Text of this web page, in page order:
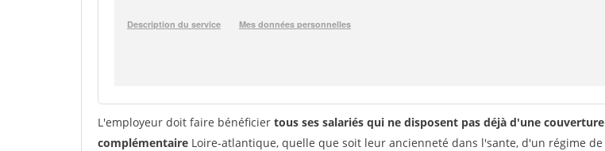
L'employeur doit faire bénéficier tous ses salariés qui ne disposent pas déjà d'une couverture
complémentaire Loire-atlantique, quelle que soit leur ancienneté dans l'sante, d'un régime de